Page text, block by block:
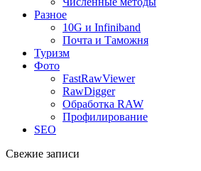
Разное
10G и Infiniband
Почта и Таможня
Туризм
Фото
FastRawViewer
RawDigger
Обработка RAW
Профилирование
SEO
Свежие записи